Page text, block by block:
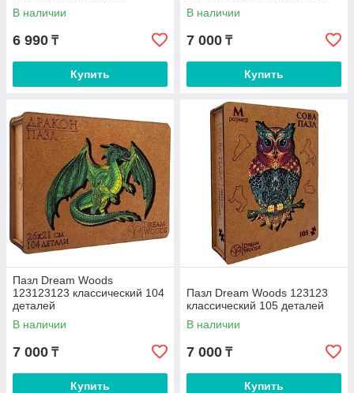
В наличии
6 990 ₸
Купить
В наличии
7 000 ₸
Купить
Пазл Dream Woods
123123123 классический 104
деталей
В наличии
7 000 ₸
Купить
Пазл Dream Woods 123123
классический 105 деталей
В наличии
7 000 ₸
Купить